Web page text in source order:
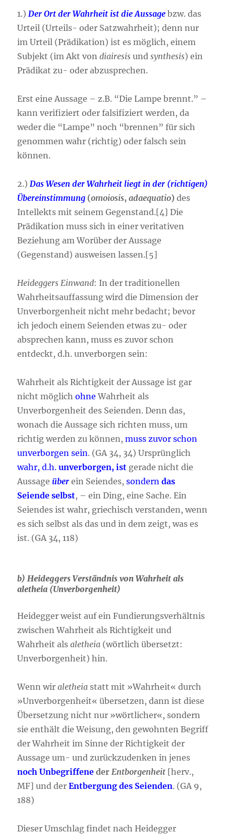
1.)Der Ort der Wahrheit ist die Aussage bzw. das
Urteil (Urteils- oder Satzwahrheit); denn nur
im Urteil (Prädikation) ist es möglich, einem
Subjekt (im Akt vondiairesis undsynthesis) ein
Prädikat zu- oder abzusprechen.
Erst eine Aussage – z.B. “Die Lampe brennt.” –
kann verifiziert oder falsifiziert werden, da
weder die “Lampe” noch “brennen” für sich
genommen wahr (richtig) oder falsch sein
können.
2.)Das Wesen der Wahrheit liegt in der (richtigen)
Übereinstimmung (omoiosis,adaequatio) des
Intellekts mit seinem Gegenstand.[4] Die
Prädikation muss sich in einer veritativen
Beziehung am Worüber der Aussage
(Gegenstand) ausweisen lassen.[5]
Heideggers Einwand: In der traditionellen
Wahrheitsauffassung wird die Dimension der
Unverborgenheit nicht mehr bedacht; bevor
ich jedoch einem Seienden etwas zu- oder
absprechen kann, muss es zuvor schon
entdeckt, d.h. unverborgen sein:
Wahrheit als Richtigkeit der Aussage ist gar
nicht möglichohne Wahrheit als
Unverborgenheit des Seienden. Denn das,
wonach die Aussage sich richten muss, um
richtig werden zu können,muss zuvor schon
unverborgen sein. (GA 34, 34) Ursprünglich
wahr, d.h.unverborgen, ist gerade nicht die
Aussage über ein Seiendes,sonderndas
Seiende selbst, – ein Ding, eine Sache. Ein
Seiendes ist wahr, griechisch verstanden, wenn
es sich selbst als das und in dem zeigt, was es
ist. (GA 34, 118)
b) Heideggers Verständnis von Wahrheit als
aletheia (Unverborgenheit)
Heidegger weist auf ein Fundierungsverhältnis
zwischen Wahrheit als Richtigkeit und
Wahrheit alsaletheia (wörtlich übersetzt:
Unverborgenheit) hin.
Wenn wiraletheia statt mit »Wahrheit« durch
»Unverborgenheit« übersetzen, dann ist diese
Übersetzung nicht nur »wörtlicher«, sondern
sie enthält die Weisung, den gewohnten Begriff
der Wahrheit im Sinne der Richtigkeit der
Aussage um- und zurückzudenken in jenes
noch Unbegriffene derEntborgenheit [herv.,
MF] und derEntbergung des Seienden. (GA 9,
188)
Dieser Umschlag findet nach Heidegger